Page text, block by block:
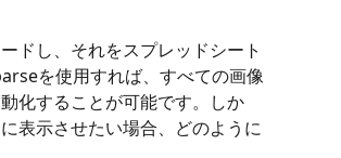
ドし、それをスプレッドシート
を使用すれば、すべての画像
化することが可能です。しか
表示させたい場合、どのように